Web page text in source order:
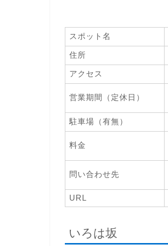
スポット名
住所
アクセス
営業期間（定休日）
駐車場（有無）
料金
問い合わせ先
URL
いろは坂